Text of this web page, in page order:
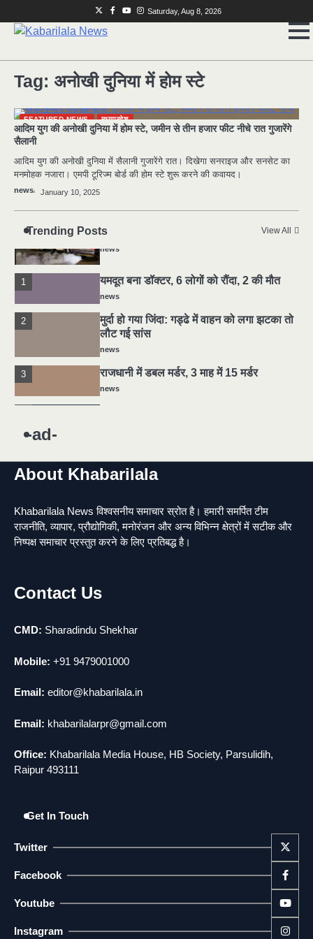
to
TwitterFacebook
YoutubeInstagram
Saturday, Aug 8, 2026
Tag: अनोखी दुनिया में होम स्टे
FEATURED NEWS मध्यप्रदेश
आदिम युग की अनोखी दुनिया में होम स्टे, जमीन से तीन हजार फीट नीचे रात गुजारेंगे
सैलानी
आदिम युग की अनोखी दुनिया में सैलानी गुजारेंगे रात। दिखेगा सनराइज और सनसेट का
मनमोहक नजारा। एमपी टूरिज्म बोर्ड की होम स्टे शुरू करने की कवायद।
news January 10, 2025
Trending Posts View All
2
लौट गई सांस
3 राजधानी में डबल मर्डर, 3 माह में 15 मर्डर
4 चीन में नए वायरस ने मचाई तबाही.. इमरजेंसी !
news
5
मोंटेनेग्रो में गोलीबारी की घटना, 10 की मौत
news
1 यमदूत बना डॉक्टर, 6 लोगों को रौंदा, 2 की मौत
news
2
मुर्दा हो गया जिंदा: गड्ढे में वाहन को लगा झटका तो
लौट गई सांस
news
3 राजधानी में डबल मर्डर, 3 माह में 15 मर्डर
news
मोंटेनेग्रो में गोलीबारी की घटना, 10 की मौत
news
1
यमदूत बना डॉक्टर, 6 लोगों को रौंदा, 2 की मौत
news
लौट गई सांस
3
चीन में नए वायरस ने मचाई तबाही.. इमरजेंसी !
news
-ad-
About Khabarilala
Khabarilala News विश्वसनीय समाचार स्रोत है। हमारी समर्पित टीम
राजनीति, व्यापार, प्रौद्योगिकी, मनोरंजन और अन्य विभिन्न क्षेत्रों में सटीक और
निष्पक्ष समाचार प्रस्तुत करने के लिए प्रतिबद्ध है।
Contact Us
CMD: Sharadindu Shekhar
Mobile: +91 9479001000
Email: editor@khabarilala.in
Email: khabarilalarpr@gmail.com
Office: Khabarilala Media House, HB Society, Parsulidih,
Raipur 493111
Get In Touch
Twitter
Facebook
Youtube
Instagram